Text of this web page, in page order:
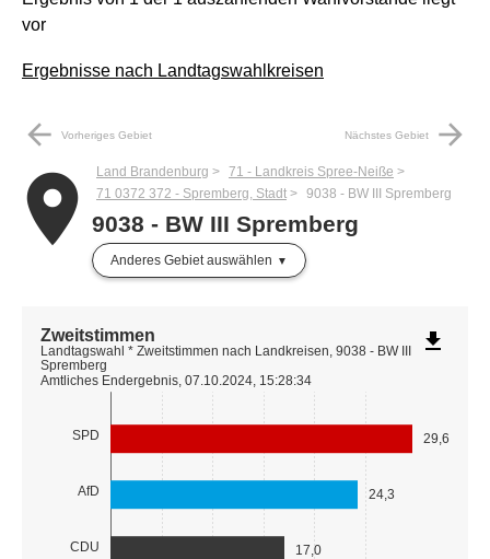
vor
Ergebnisse nach Landtagswahlkreisen
arrow_back Vorheriges Gebiet Nächstes Gebiet arrow_forward
placeLand Brandenburg
71 - Landkreis Spree-Neiße
71 0372 372 - Spremberg, Stadt
9038 - BW III Spremberg
9038 - BW III Spremberg
Anderes Gebiet auswählen
SPD
AfD
CDU
29,6
24,3
17,0
Zweitstimmen
Landtagswahl * Zweitstimmen nach Landkreisen, 9038 - BW III
Spremberg
Amtliches Endergebnis, 07.10.2024, 15:28:34
file_download